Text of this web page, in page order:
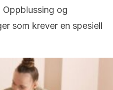
Oppblussing og
som krever en spesiell